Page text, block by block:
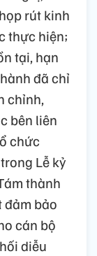
rút kinh
thực hiện;
tại, hạn
đã chỉ
chỉnh,
bên liên
chức
Lễ kỷ
thành
đảm bảo
cán bộ
diễu